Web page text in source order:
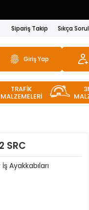
Sipariş Takip Sıkça
Giriş Yap
TRAFİK
MALZEMELERİ
SRC
Ayakkabıları